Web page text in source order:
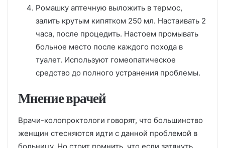
Ромашку аптечную выложить в термос,
залить крутым кипятком 250 мл. Настаивать 2
часа, после процедить. Настоем промывать
больное место после каждого похода в
туалет. Используют гомеопатическое
средство до полного устранения проблемы.
Мнение врачей
Врачи-колопроктологи говорят, что большинство
женщин стесняются идти с данной проблемой в